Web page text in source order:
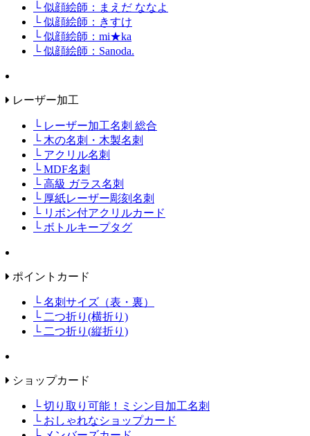
└ 似顔絵師：まえだ ななよ
└ 似顔絵師：きすけ
└ 似顔絵師：mi★ka
└ 似顔絵師：Sanoda.
レーザー加工
└ レーザー加工名刺 総合
└ 木の名刺・木製名刺
└ アクリル名刺
└ MDF名刺
└ 高級 ガラス名刺
└ 厚紙レーザー彫刻名刺
└ リボン付アクリルカード
└ ボトルキープタグ
ポイントカード
└ 名刺サイズ（表・裏）
└ 二つ折り(横折り)
└ 二つ折り(縦折り)
ショップカード
└ 切り取り可能！ミシン目加工名刺
└ おしゃれなショップカード